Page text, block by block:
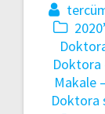
Doktora
Makale
Doktora